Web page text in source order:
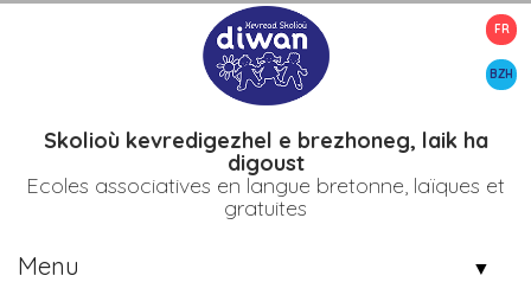
FR
BZH
Skolioù kevredigezhel e brezhoneg, laik ha
digoust
Ecoles associatives en langue bretonne, laïques et
gratuites
Menu ▼
Etablissements > Skol Diwan Sant Ervlan